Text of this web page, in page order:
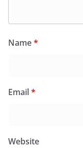
Name*
Email*
Website